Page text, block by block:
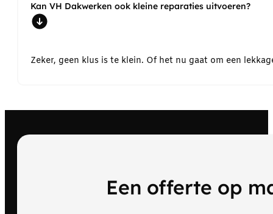
Kan VH Dakwerken ook kleine reparaties uitvoeren?
Zeker, geen klus is te klein. Of het nu gaat om een
Een offerte op